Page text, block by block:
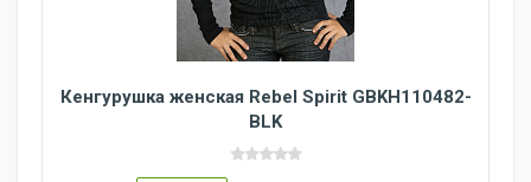
Кенгурушка женская Rebel Spirit GBKH110482-
BLK